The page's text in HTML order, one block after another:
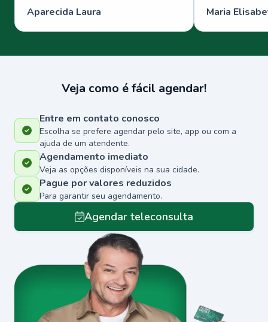
Aparecida Laura Maria
Veja como é fácil agendar!
Entre em contato conosco
Escolha se prefere agendar pelo site, app ou com a
ajuda de um atendente.
Agendamento imediato
Veja as opções disponíveis na sua cidade.
Pague por valores reduzidos
Para garantir seu agendamento.
Agendar teleconsulta